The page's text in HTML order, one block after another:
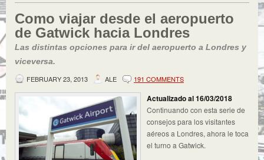
Como viajar desde el aeropuerto
de Gatwick hacia Londres
Las distintas opciones para ir del aeropuerto a Londres y
viceversa.
FEBRUARY 23, 2013
ALE 191 COMMENTS
Actualizado al 16/03/2018
Continuando con esta serie de
consejos para los visitantes
aéreos a Londres, ahora le toca
el turno a Gatwick.